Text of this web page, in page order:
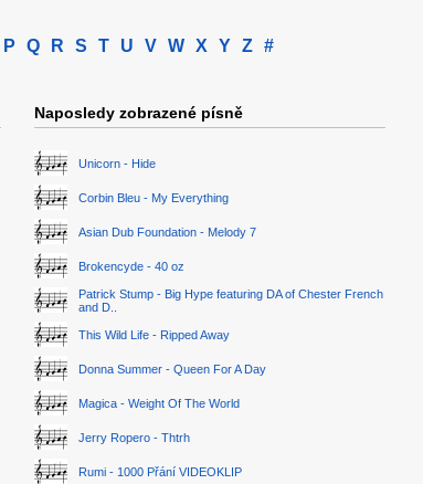
P Q R S T U V W X Y Z #
Naposledy zobrazené písně
Unicorn - Hide
Corbin Bleu - My Everything
Asian Dub Foundation - Melody 7
Brokencyde - 40 oz
Patrick Stump - Big Hype featuring DA of Chester French
and D..
This Wild Life - Ripped Away
Donna Summer - Queen For A Day
Magica - Weight Of The World
Jerry Ropero - Thtrh
Rumi - 1000 Přání VIDEOKLIP